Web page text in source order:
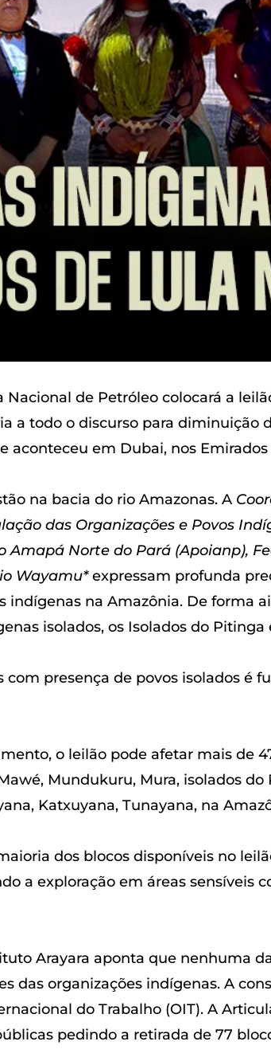
Nacional de Petróleo colocará a
a todo o discurso para diminuição
em Dubai, nos Emirados
na bacia do rio Amazonas. A
das Organizações e Povos
Amapá Norte do Pará (Apoianp),
Wayamu*expressam profunda
indígenas na Amazônia. De forma
isolados, os Isolados do Pitinga
presença de povos isolados é
o leilão pode afetar mais de
Mundukuru, Mura, isolados
Katxuyana, Tunayana, na
dos blocos disponíveis no
a exploração em áreas sensíveis
Arayara aponta que nenhuma
das organizações indígenas. A
do Trabalho (OIT). A
pedindo a retirada de 77